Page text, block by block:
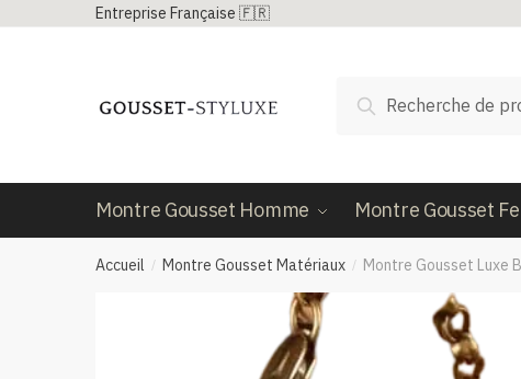
Entreprise Française 🇫🇷
pour :
Recherche
Montre Gousset Homme Montre Gousset
Accueil / Montre Gousset Matériaux / Montre Gousset Luxe